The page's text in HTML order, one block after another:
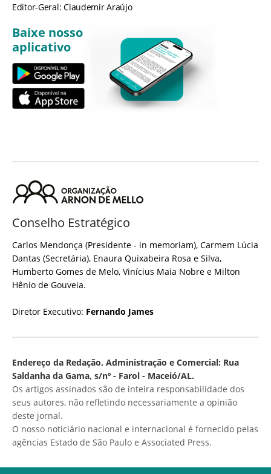
Editor-Geral: Claudemir Araújo
Baixe nosso
aplicativo
Conselho Estratégico
Carlos Mendonça (Presidente - in memoriam), Carmem Lúcia
Dantas (Secretária), Enaura Quixabeira Rosa e Silva,
Humberto Gomes de Melo, Vinícius Maia Nobre e Milton
Hênio de Gouveia.
Diretor Executivo: Fernando James
Endereço da Redação, Administração e Comercial: Rua
Saldanha da Gama, s/nº - Farol - Maceió/AL.
Os artigos assinados são de inteira responsabilidade dos
seus autores, não refletindo necessariamente a opinião
deste jornal.
O nosso noticiário nacional e internacional é fornecido pelas
agências Estado de São Paulo e Associated Press.